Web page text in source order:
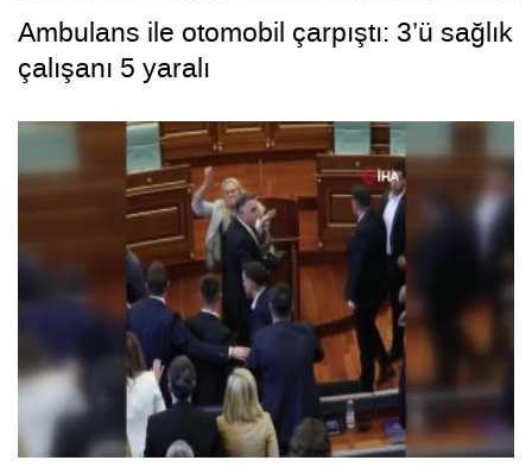
Ambulans ile otomobil çarpıştı: 3’ü sağlık
çalışanı 5 yaralı